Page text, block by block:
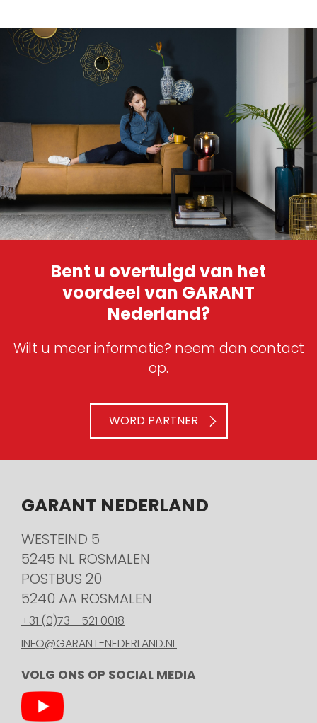
Bent u overtuigd van het
voordeel van GARANT
Nederland?
Wilt u meer informatie? neem dan contact
op.
WORD PARTNER
GARANT NEDERLAND
WESTEIND 5
5245 NL ROSMALEN
POSTBUS 20
5240 AA ROSMALEN
+31 (0)73 - 521 0018
INFO@GARANT-NEDERLAND.NL
VOLG ONS OP SOCIAL MEDIA